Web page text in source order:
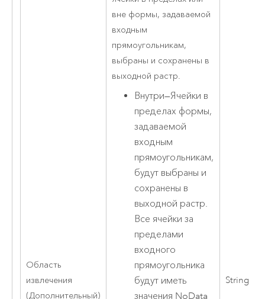
Область
извлечения
(Дополнительный)
вне формы, задаваемой
входным
прямоугольникам,
выбраны и сохранены в
выходной растр.
Внутри—Ячейки в
пределах формы,
задаваемой
входным
прямоугольникам,
будут выбраны и
сохранены в
выходной растр.
Все ячейки за
пределами
входного
прямоугольника
будут иметь
значения NoData
String